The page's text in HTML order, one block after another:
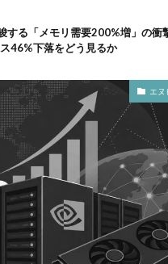
する「メモリ需要200%増」の
46%下落をどう見るか
エヌ